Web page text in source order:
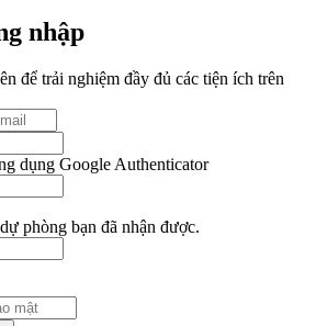
nhập
để trải nghiệm đầy đủ các tiện ích trên
dụng Google Authenticator
phòng bạn đã nhận được.